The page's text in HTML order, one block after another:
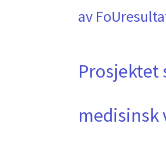
av
Prosjektet
medisinsk